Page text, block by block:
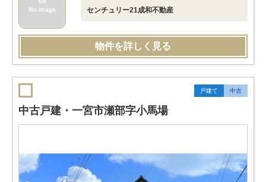
センチュリー21成和不動産
物件を詳しく見る
戸建て 中古
中古戸建・一宮市瀬部字小馬場